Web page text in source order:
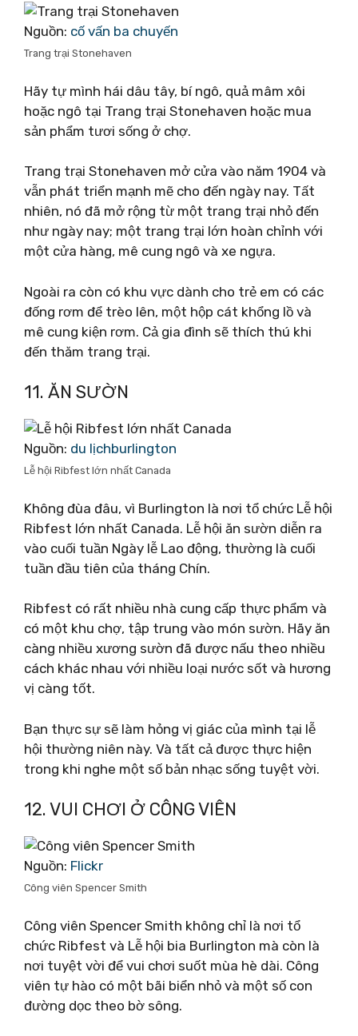
Nguồn: cố vấn ba chuyến
Trang trại Stonehaven
Hãy tự mình hái dâu tây, bí ngô, quả mâm xôi
hoặc ngô tại Trang trại Stonehaven hoặc mua
sản phẩm tươi sống ở chợ.
Trang trại Stonehaven mở cửa vào năm 1904 và
vẫn phát triển mạnh mẽ cho đến ngày nay. Tất
nhiên, nó đã mở rộng từ một trang trại nhỏ đến
như ngày nay; một trang trại lớn hoàn chỉnh với
một cửa hàng, mê cung ngô và xe ngựa.
Ngoài ra còn có khu vực dành cho trẻ em có các
đống rơm để trèo lên, một hộp cát khổng lồ và
mê cung kiện rơm. Cả gia đình sẽ thích thú khi
đến thăm trang trại.
11. ĂN SƯỜN
Nguồn: du lịchburlington
Lễ hội Ribfest lớn nhất Canada
Không đùa đâu, vì Burlington là nơi tổ chức Lễ hội
Ribfest lớn nhất Canada. Lễ hội ăn sườn diễn ra
vào cuối tuần Ngày lễ Lao động, thường là cuối
tuần đầu tiên của tháng Chín.
Ribfest có rất nhiều nhà cung cấp thực phẩm và
có một khu chợ, tập trung vào món sườn. Hãy ăn
càng nhiều xương sườn đã được nấu theo nhiều
cách khác nhau với nhiều loại nước sốt và hương
vị càng tốt.
Bạn thực sự sẽ làm hỏng vị giác của mình tại lễ
hội thường niên này. Và tất cả được thực hiện
trong khi nghe một số bản nhạc sống tuyệt vời.
12. VUI CHƠI Ở CÔNG VIÊN
Nguồn: Flickr
Công viên Spencer Smith
Công viên Spencer Smith không chỉ là nơi tổ
chức Ribfest và Lễ hội bia Burlington mà còn là
nơi tuyệt vời để vui chơi suốt mùa hè dài. Công
viên tự hào có một bãi biển nhỏ và một số con
đường dọc theo bờ sông.